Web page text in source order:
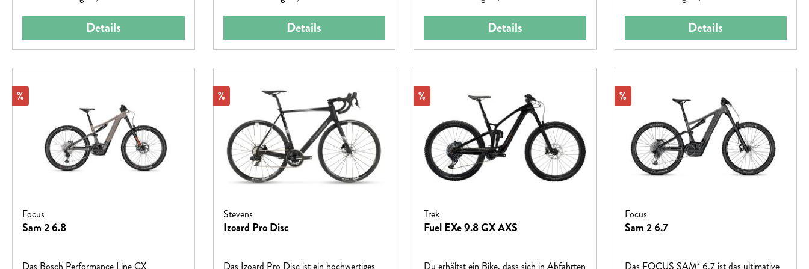
Details Details Details Details
Rabatt
%
Focus
Sam 2 6.8
Das Bosch Performance Line CX
Rabatt
%
Stevens
Izoard Pro Disc
Das Izoard Pro Disc ist ein hochwertiges
Rabatt
%
Trek
Fuel EXe 9.8 GX AXS
Du erhältst ein Bike, dass sich in Abfahrten
Rabatt
%
Focus
Sam 2 6.7
Das FOCUS SAM² 6.7 ist das ultimative